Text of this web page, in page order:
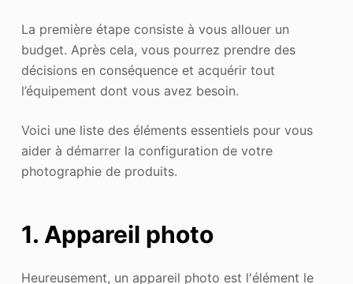
La première étape consiste à vous allouer un
budget. Après cela, vous pourrez prendre des
décisions en conséquence et acquérir tout
l’équipement dont vous avez besoin.
Voici une liste des éléments essentiels pour vous
aider à démarrer la configuration de votre
photographie de produits.
1. Appareil photo
Heureusement, un appareil photo est l'élément le